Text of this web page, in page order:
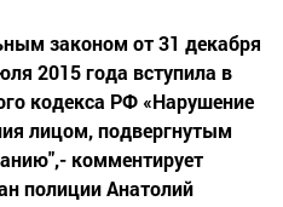
законом от 31 декабря
2015 года вступила в
кодекса РФ «Нарушение
лицом, подвергнутым
комментирует
полиции Анатолий